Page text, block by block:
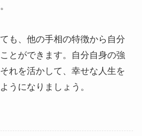
も、他の手相の特徴から自分
とができます。自分自身の強
れを活かして、幸せな人生を
うになりましょう。